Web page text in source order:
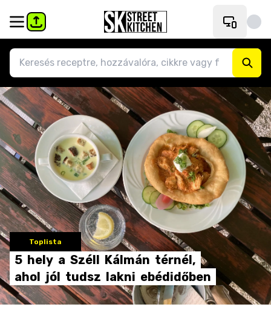
Toplista
5 hely a Széll Kálmán térnél,
ahol jól tudsz lakni ebédidőben